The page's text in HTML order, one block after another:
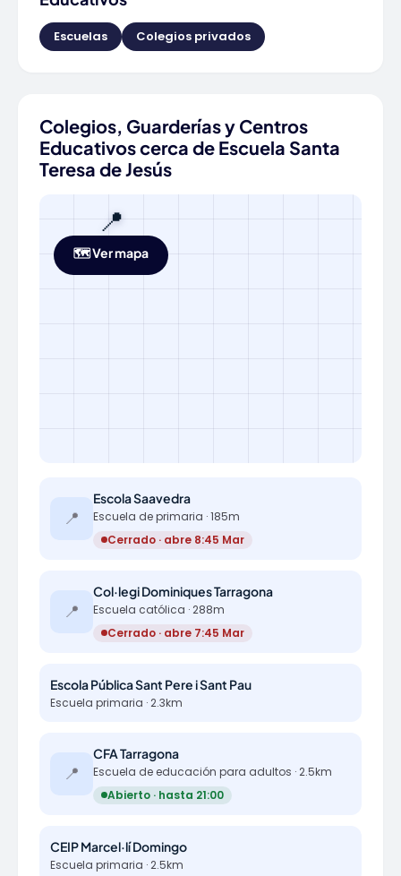
Escuelas Colegios privados
Colegios, Guarderías y Centros
Educativos cerca de Escuela Santa
Teresa de Jesús
📍
🗺️ Ver mapa
📍
Escola Saavedra
Escuela de primaria · 185m
Cerrado · abre 8:45 Mar
📍
Col·legi Dominiques Tarragona
Escuela católica · 288m
Cerrado · abre 7:45 Mar
Escola Pública Sant Pere i Sant Pau
Escuela primaria · 2.3km
📍
CFA Tarragona
Escuela de educación para adultos · 2.5km
Abierto · hasta 21:00
CEIP Marcel·lí Domingo
Escuela primaria · 2.5km